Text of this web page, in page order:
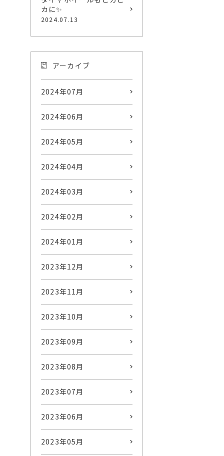
カに✨
2024.07.13
アーカイブ
2024年07月
2024年06月
2024年05月
2024年04月
2024年03月
2024年02月
2024年01月
2023年12月
2023年11月
2023年10月
2023年09月
2023年08月
2023年07月
2023年06月
2023年05月